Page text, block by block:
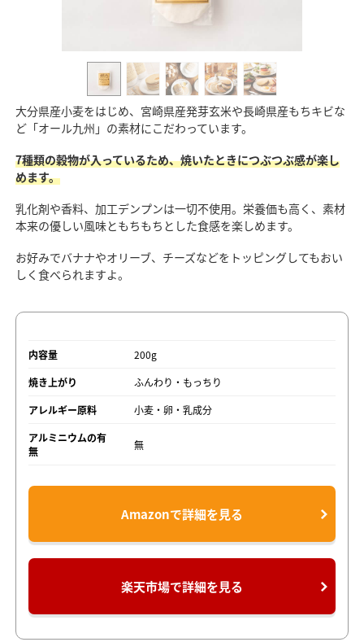
大分県産小麦をはじめ、宮崎県産発芽玄米や長崎県産もちキビな
ど「オール九州」の素材にこだわっています。
7種類の穀物が入っているため、焼いたときにつぶつぶ感が楽し
めます。
乳化剤や香料、加工デンプンは一切不使用。栄養価も高く、素材
本来の優しい風味ともちもちとした食感を楽しめます。
お好みでバナナやオリーブ、チーズなどをトッピングしてもおい
しく食べられますよ。
内容量
200g
焼き上がり
ふんわり・もっちり
アレルギー原料
小麦・卵・乳成分
アルミニウムの有
無
無
Amazonで詳細を見る
楽天市場で詳細を見る